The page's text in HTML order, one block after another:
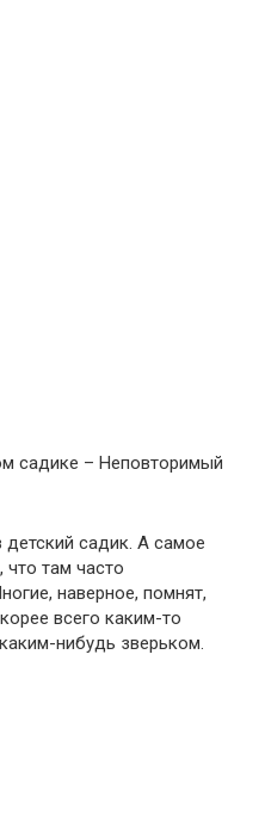
садике – Неповторимый
детский садик. А самое
что там часто
наверное, помнят,
всего каким-то
нибудь зверьком.